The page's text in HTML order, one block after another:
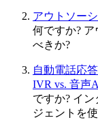
アウトソー
何ですか?
べきか?
自動電話応
IVR vs. 音声
ですか? イ
ジェントを